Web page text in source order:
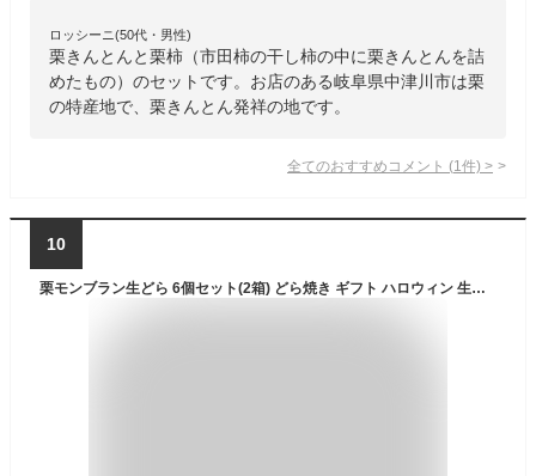
ロッシーニ(50代・男性)
栗きんとんと栗柿（市田柿の干し柿の中に栗きんとんを詰
めたもの）のセットです。お店のある岐阜県中津川市は栗
の特産地で、栗きんとん発祥の地です。
全てのおすすめコメント (1 件) >
10
栗モンブラン生どら 6個セット(2箱) どら焼き ギフト ハロウィン 生どら焼き どら焼 モンブラン 和スイーツ 和菓子 高級 お取り寄せ 詰合せ お菓子 プレゼント 贈り物 お祝い 喜ばれる お返し 食べ比べ 冷凍 冬 秋 お歳暮